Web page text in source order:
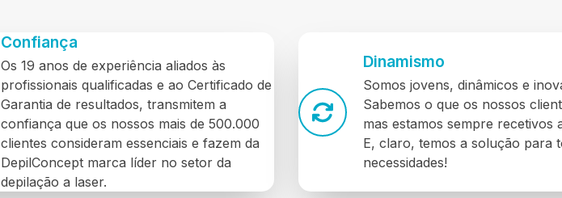
Confiança
Os 19 anos de experiência aliados às
profissionais qualificadas e ao Certificado de
Garantia de resultados, transmitem a
confiança que os nossos mais de 500.000
clientes consideram essenciais e fazem da
DepilConcept marca líder no setor da
depilação a laser.
Dinamismo
Somos jovens, dinâmicos e
Sabemos o que os nossos
mas estamos sempre recetivos
E, claro, temos a solução para
necessidades!